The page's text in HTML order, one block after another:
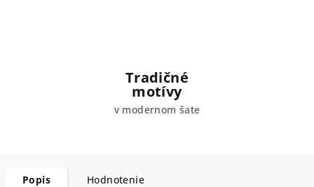
Tradičné
motívy
v modernom šate
Popis Hodnotenie